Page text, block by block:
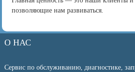
позволяющие нам развиваться.
О НАС
Сервис по обслуживанию, диагностике,